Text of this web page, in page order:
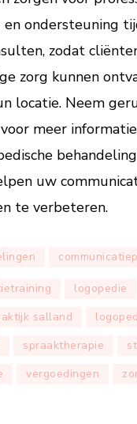
ondersteuning
zodat
zorg kunnen
locatie. Neem
meer
uw
te verbeteren.
logopedie
salland
spraaktherapie
vergoedingen